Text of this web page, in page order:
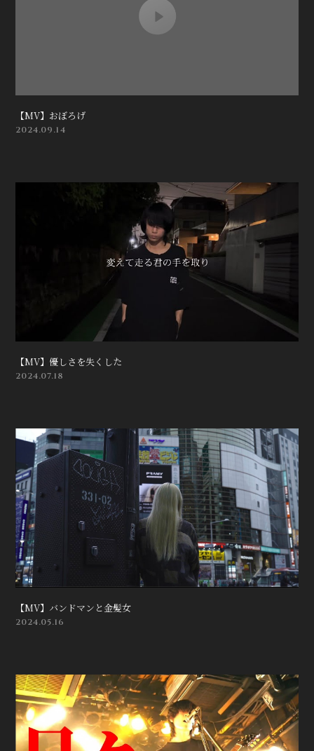
【MV】おぼろげ
2024.09.14
【MV】優しさを失くした
2024.07.18
【MV】バンドマンと金髪女
2024.05.16